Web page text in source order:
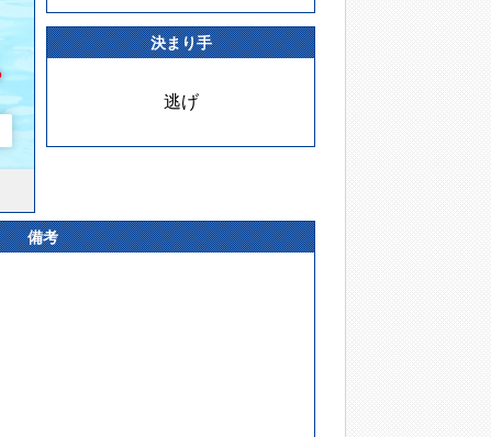
決まり手
逃げ
備考